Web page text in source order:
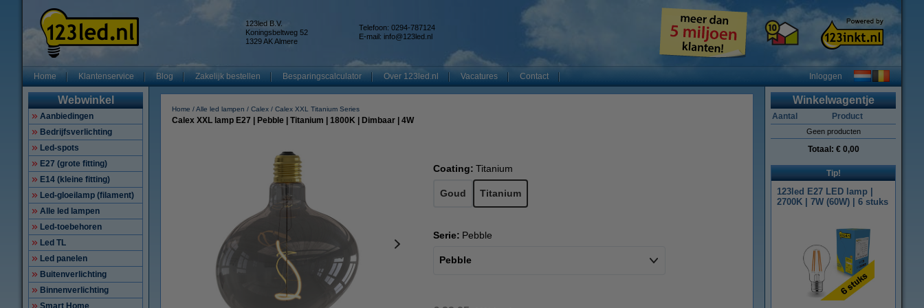
123led B.V.
Koningsbeltweg 52
1329 AK Almere
Telefoon: 0294-787124
E-mail: info@123led.nl
Home Klantenservice Blog Zakelijk bestellen Besparingscalculator Over 123led.nl Vacatures Contact Inloggen
Webwinkel
Aanbiedingen
Bedrijfsverlichting
Led-spots
E27 (grote fitting)
E14 (kleine fitting)
Led-gloeilamp (filament)
Alle led lampen
Led-toebehoren
Led TL
Led panelen
Buitenverlichting
Binnenverlichting
Smart Home
Home Alle led lampen Calex Calex XXL Titanium Series
Calex XXL lamp E27 | Pebble | Titanium | 1800K | Dimbaar | 4W
Coating: Titanium
Goud Titanium
Serie: Pebble
Pebble
Winkelwagentje
Aantal Product
Geen producten
Totaal: € 0,00
Tip!
123led E27 LED lamp |
2700K | 7W (60W) | 6 stuks